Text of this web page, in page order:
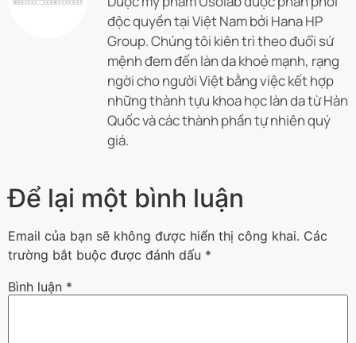
độc quyền tại Việt Nam bởi Hana HP
Group. Chúng tôi kiên trì theo đuổi sứ
mệnh đem đến làn da khoẻ mạnh, rạng
ngời cho người Việt bằng việc kết hợp
những thành tựu khoa học làn da từ Hàn
Quốc và các thành phần tự nhiên quý
giá.
Để lại một bình luận
Email của bạn sẽ không được hiển thị công khai. Các
trường bắt buộc được đánh dấu *
Bình luận *